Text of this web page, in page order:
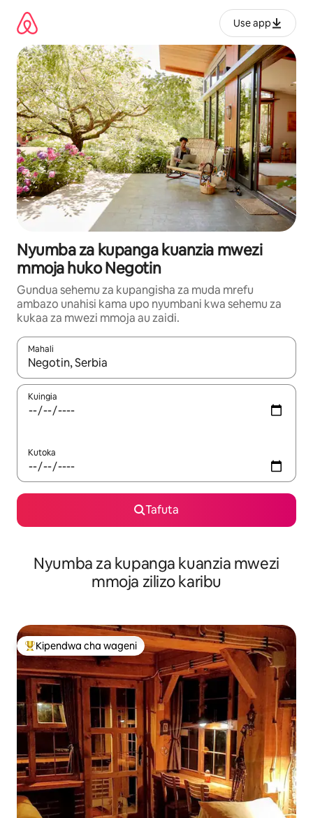
kwenda
kwenye
maudhui
Use app
Nyumba za kupanga kuanzia mwezi
mmoja huko Negotin
Gundua sehemu za kupangisha za muda mrefu
ambazo unahisi kama upo nyumbani kwa sehemu za
kukaa za mwezi mmoja au zaidi.
Mahali
Wakati matokeo yanapatikana, vinjari kwa kutumia vitufe vya
Kuingia
Kutoka
Tafuta
Nyumba za kupanga kuanzia mwezi
mmoja zilizo karibu
Kipendwa maarufu cha wageni
Kipendwa cha wageni